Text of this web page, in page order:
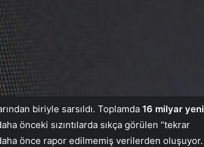
biriyle sarsıldı. Toplamda 16 milyar yeni
önceki sızıntılarda sıkça görülen “tekrar
önce rapor edilmemiş verilerden oluşuyor.